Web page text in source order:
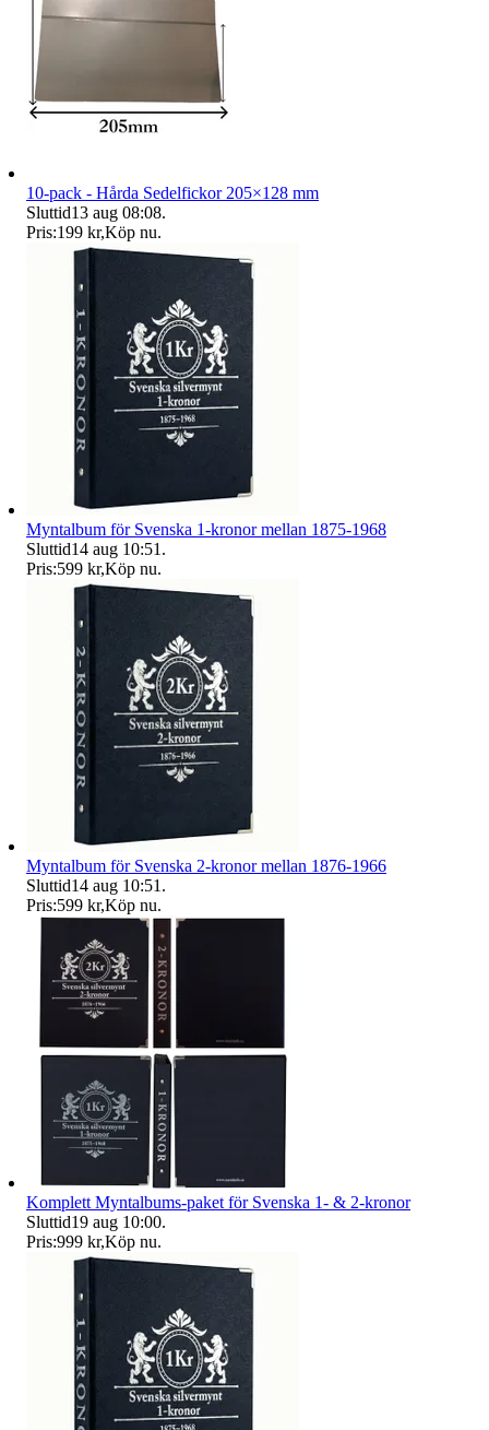
10-pack - Hårda Sedelfickor 205×128 mm
Sluttid13 aug 08:08.
Pris:199 kr,Köp nu.
Myntalbum för Svenska 1-kronor mellan 1875-1968
Sluttid14 aug 10:51 .
Pris:599 kr,Köp nu.
Myntalbum för Svenska 2-kronor mellan 1876-1966
Sluttid14 aug 10:51 .
Pris:599 kr,Köp nu.
Komplett Myntalbums-paket för Svenska 1- & 2-kronor
Sluttid19 aug 10:00.
Pris:999 kr,Köp nu.